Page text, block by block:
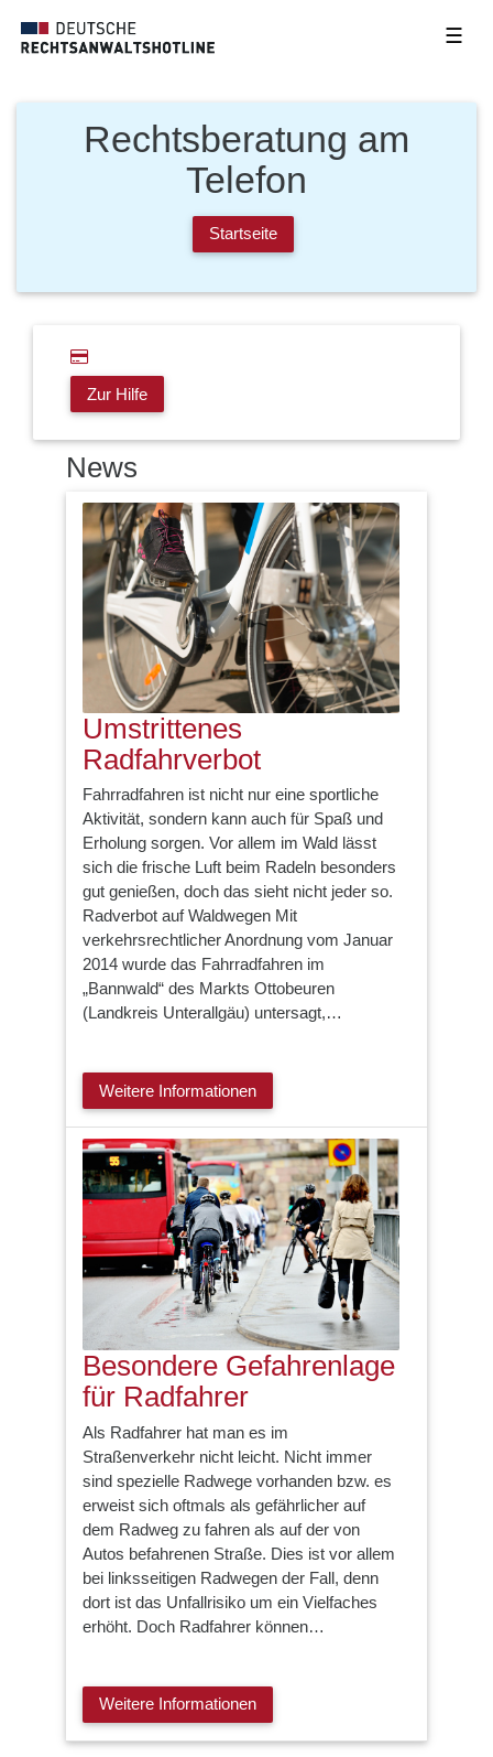
☰
Rechtsberatung am
Telefon
Startseite
Zur Hilfe
News
Umstrittenes
Radfahrverbot
Fahrradfahren ist nicht nur eine sportliche
Aktivität, sondern kann auch für Spaß und
Erholung sorgen. Vor allem im Wald lässt
sich die frische Luft beim Radeln besonders
gut genießen, doch das sieht nicht jeder so.
Radverbot auf Waldwegen Mit
verkehrsrechtlicher Anordnung vom Januar
2014 wurde das Fahrradfahren im
„Bannwald“ des Markts Ottobeuren
(Landkreis Unterallgäu) untersagt,…
Weitere Informationen
Besondere Gefahrenlage
für Radfahrer
Als Radfahrer hat man es im
Straßenverkehr nicht leicht. Nicht immer
sind spezielle Radwege vorhanden bzw. es
erweist sich oftmals als gefährlicher auf
dem Radweg zu fahren als auf der von
Autos befahrenen Straße. Dies ist vor allem
bei linksseitigen Radwegen der Fall, denn
dort ist das Unfallrisiko um ein Vielfaches
erhöht. Doch Radfahrer können…
Weitere Informationen